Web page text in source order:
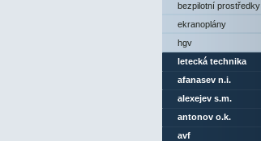
bezpilotní prostředky
ekranoplány
hgv
letecká technika
afanasev n.i.
alexejev s.m.
antonov o.k.
avf